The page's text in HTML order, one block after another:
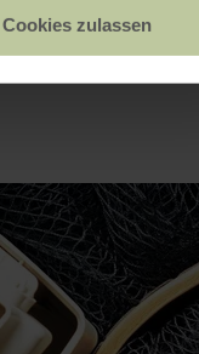
Cookies zulassen